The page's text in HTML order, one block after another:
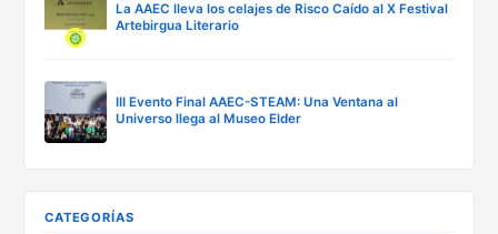
La AAEC lleva los celajes de Risco Caído al X Festival
Artebirgua Literario
III Evento Final AAEC-STEAM: Una Ventana al
Universo llega al Museo Elder
CATEGORÍAS